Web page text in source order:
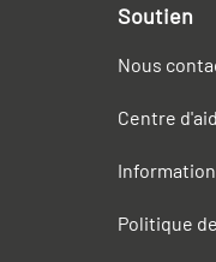
Soutien
Nous
Centre
Politique